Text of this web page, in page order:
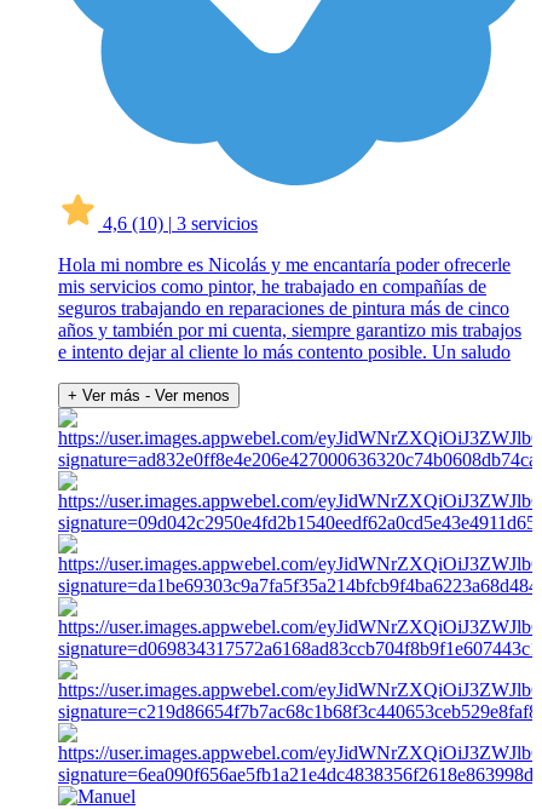
4,6 (10) | 3 servicios
Hola mi nombre es Nicolás y me encantaría poder ofrecerle
mis servicios como pintor, he trabajado en compañías de
seguros trabajando en reparaciones de pintura más de cinco
años y también por mi cuenta, siempre garantizo mis trabajos
e intento dejar al cliente lo más contento posible. Un saludo
+ Ver más - Ver menos